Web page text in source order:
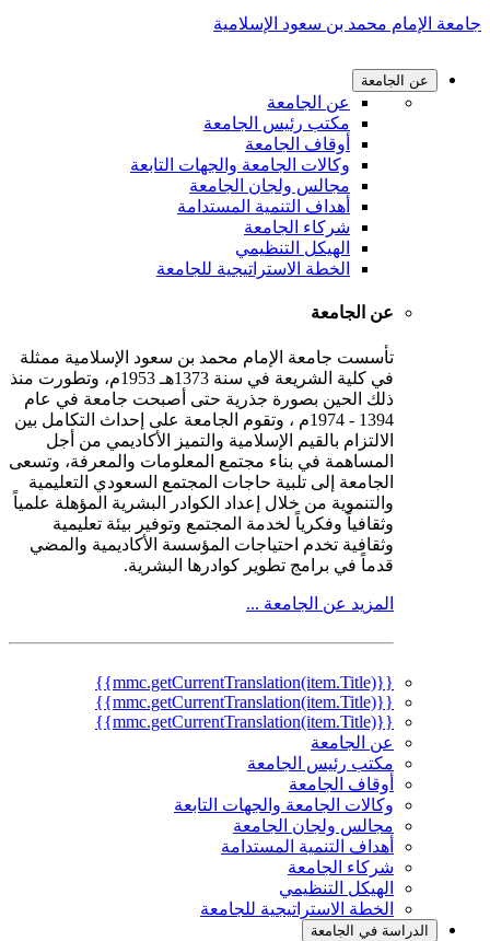
جامعة الإمام محمد بن سعود الإسلامية
عن الجامعة
عن الجامعة
مكتب رئيس الجامعة
أوقاف الجامعة
وكالات الجامعة والجهات التابعة
مجالس ولجان الجامعة
أهداف التنمية المستدامة
شركاء الجامعة
الهيكل التنظيمي
الخطة الاستراتيجية للجامعة
عن الجامعة
تأسست جامعة الإمام محمد بن سعود الإسلامية ممثلة
في كلية الشريعة في سنة 1373هـ 1953م، وتطورت منذ
ذلك الحين بصورة جذرية حتى أصبحت جامعة في عام
1394 - 1974م ، وتقوم الجامعة على إحداث التكامل بين
الالتزام بالقيم الإسلامية والتميز الأكاديمي من أجل
المساهمة في بناء مجتمع المعلومات والمعرفة، وتسعى
الجامعة إلى تلبية حاجات المجتمع السعودي التعليمية
والتنموية من خلال إعداد الكوادر البشرية المؤهلة علمياً
وثقافياً وفكرياً لخدمة المجتمع وتوفير بيئة تعليمية
وثقافية تخدم احتياجات المؤسسة الأكاديمية والمضي
قدماً في برامج تطوير كوادرها البشرية.
المزيد عن الجامعة ...
{{mmc.getCurrentTranslation(item.Title)}}
{{mmc.getCurrentTranslation(item.Title)}}
{{mmc.getCurrentTranslation(item.Title)}}
عن الجامعة
مكتب رئيس الجامعة
أوقاف الجامعة
وكالات الجامعة والجهات التابعة
مجالس ولجان الجامعة
أهداف التنمية المستدامة
شركاء الجامعة
الهيكل التنظيمي
الخطة الاستراتيجية للجامعة
الدراسة في الجامعة